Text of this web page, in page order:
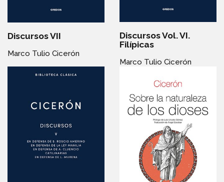
Discursos VII
Marco Tulio Cicerón
Discursos Vol. VI.
Filípicas
Marco Tulio Cicerón